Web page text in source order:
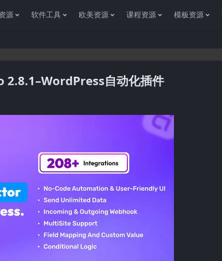
源 软件工具 欧美资源 课程资源 模板资源
自动化插件